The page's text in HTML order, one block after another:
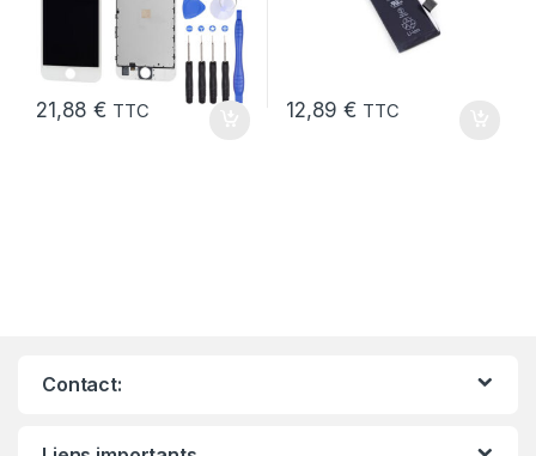
21,88€ TTC 12,89€ TTC
Contact: